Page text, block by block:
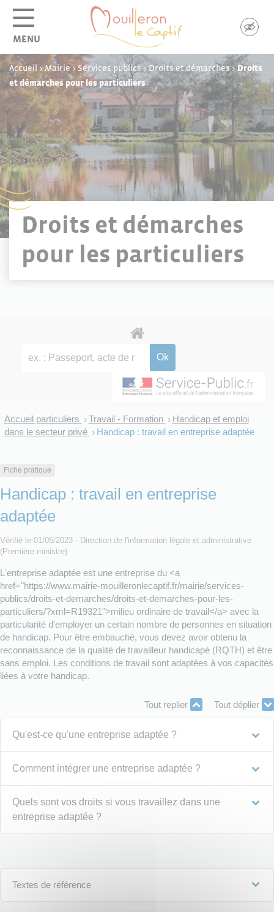
MENU
Accueil >Mairie> Services publics>Droits et démarches>Droits
et démarches pour les particuliers
Droits et démarches
pour les particuliers
Accueil particuliers > Travail - Formation > Handicap et emploi
dans le secteur privé > Handicap : travail en entreprise adaptée
Fiche pratique
Handicap : travail en entreprise
adaptée
Vérifié le 01/05/2023 - Direction de l'information légale et administrative
(Première ministre)
L'entreprise adaptée est une entreprise du <a
href="https://www.mairie-mouilleronlecaptif.fr/mairie/services-
publics/droits-et-demarches/droits-et-demarches-pour-les-
particuliers/?xml=R19321">milieu ordinaire de travail</a> avec la
particularité d'employer un certain nombre de personnes en situation
de handicap. Pour être embauché, vous devez avoir obtenu la
reconnaissance de la qualité de travailleur handicapé (RQTH) et être
sans emploi. Les conditions de travail sont adaptées à vos capacités
liées à votre handicap.
Tout replier Tout déplier
Qu'est-ce qu'une entreprise adaptée ?
Comment intégrer une entreprise adaptée ?
Quels sont vos droits si vous travaillez dans une
entreprise adaptée ?
Textes de référence
Panneau de gestion des cookies